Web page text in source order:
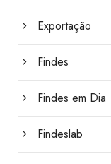
Exportação
Findes
Findes em Dia
Findeslab